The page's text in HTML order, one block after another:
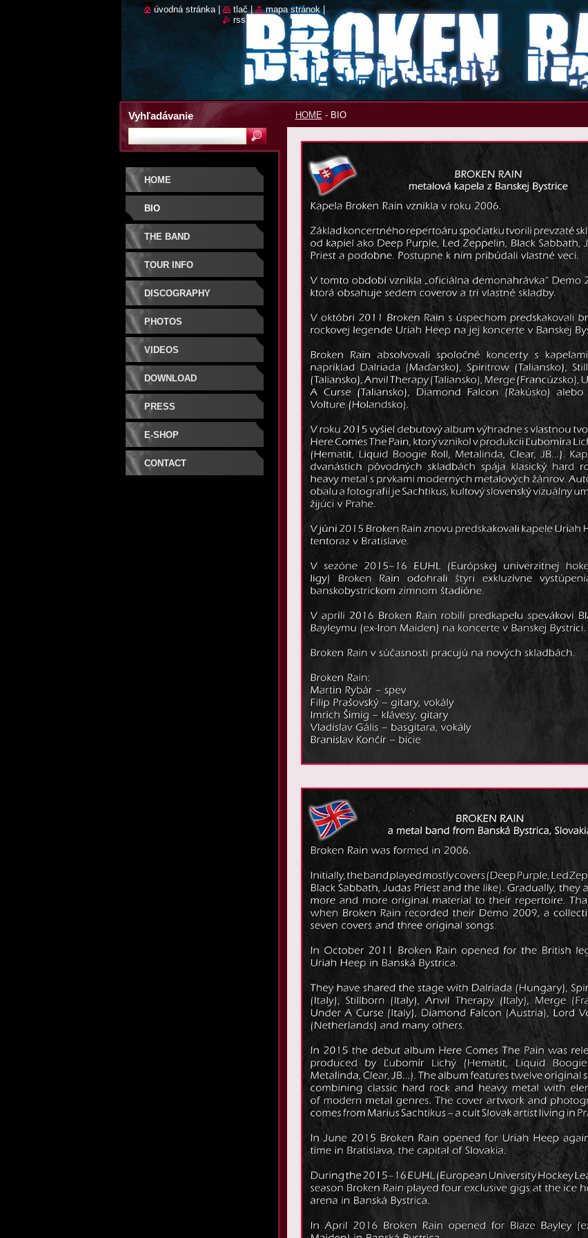
HOME - BIO
HOME
BIO
THE BAND
TOUR INFO
DISCOGRAPHY
PHOTOS
VIDEOS
DOWNLOAD
PRESS
E-SHOP
CONTACT
Vyhľadávanie
úvodná stránka tlač | mapa stránok |
rss